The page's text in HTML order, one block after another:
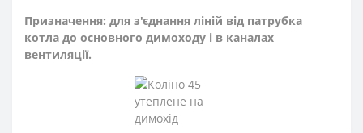
Призначення: для з'єднання ліній від патрубка
котла до основного димоходу і в каналах
вентиляції.